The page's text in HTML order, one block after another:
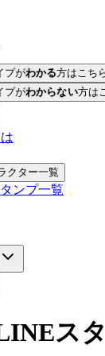
プがわかる方はこち
プがわからない方は
クター一覧
ンプ一覧
ス